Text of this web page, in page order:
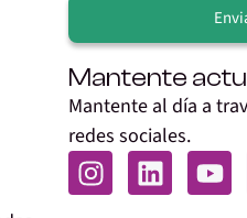
Mantente
Mantente al día a
redes sociales.